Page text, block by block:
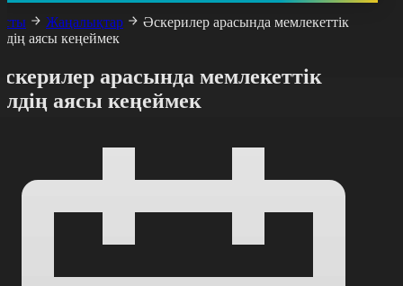
Жаңалықтар
Әскерилер арасында мемлекеттік
аясы кеңеймек
арасында мемлекеттік
аясы кеңеймек